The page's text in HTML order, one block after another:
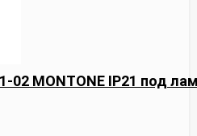
02 MONTONE IP21 под